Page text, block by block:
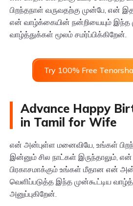
பிறந்தநாள் வருவதற்கு முன்பே, என்
என் வாழ்க்கையின் நன்றியையும் இந்த
வாழ்த்துக்கள் மூலம் சமர்ப்பிக்கிறேன்.
Try 100% Free
Advance Happy
in Tamil for Wife
என் அன்புள்ள மனைவியே, உங்கள்
இன்னும் சில நாட்கள் இருந்தாலும்,
பிரகாசமாக்கும் உங்கள் மீதான என்
வெளிப்படுத்த இந்த முன்கூட்டிய
அனுப்புகிறேன்.